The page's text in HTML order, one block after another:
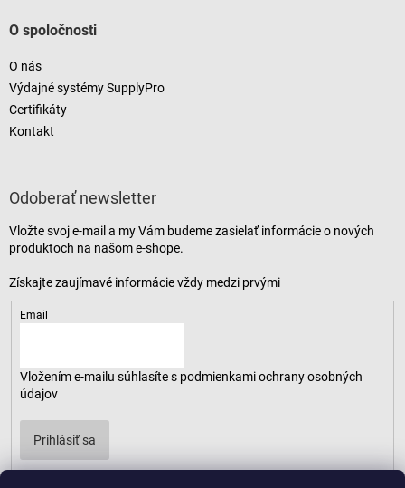
O spoločnosti
O nás
Výdajné systémy SupplyPro
Certifikáty
Kontakt
Odoberať newsletter
Vložte svoj e-mail a my Vám budeme zasielať informácie o nových
produktoch na našom e-shope.
Email
Vložením e-mailu súhlasíte s podmienkami ochrany osobných
údajov
Prihlásiť sa